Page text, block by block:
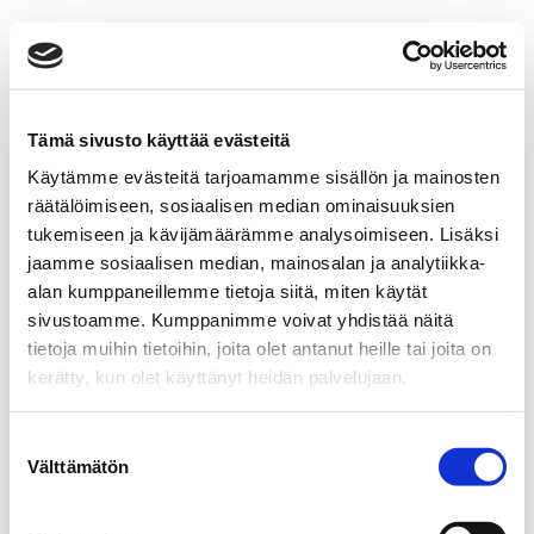
Tämä sivusto käyttää evästeitä
Käytämme evästeitä tarjoamamme sisällön ja mainosten
räätälöimiseen, sosiaalisen median ominaisuuksien
tukemiseen ja kävijämäärämme analysoimiseen. Lisäksi
jaamme sosiaalisen median, mainosalan ja analytiikka-
alan kumppaneillemme tietoja siitä, miten käytät
sivustoamme. Kumppanimme voivat yhdistää näitä
tietoja muihin tietoihin, joita olet antanut heille tai joita on
kerätty, kun olet käyttänyt heidän palvelujaan.
valinta
Välttämätön